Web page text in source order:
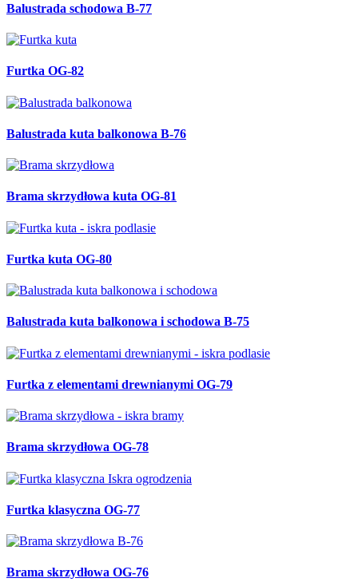
Balustrada schodowa B-77
Furtka OG-82
Balustrada kuta balkonowa B-76
Brama skrzydłowa kuta OG-81
Furtka kuta OG-80
Balustrada kuta balkonowa i schodowa B-75
Furtka z elementami drewnianymi OG-79
Brama skrzydłowa OG-78
Furtka klasyczna OG-77
Brama skrzydłowa OG-76